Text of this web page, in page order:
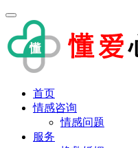
首页
情感咨询
情感问题
服务